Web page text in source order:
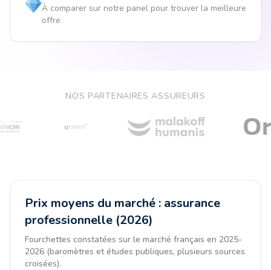
À comparer sur notre panel pour trouver la meilleure
offre
NOS PARTENAIRES ASSUREURS
Prix moyens du marché : assurance
professionnelle (2026)
Fourchettes constatées sur le marché français en 2025-
2026 (baromètres et études publiques, plusieurs sources
croisées).